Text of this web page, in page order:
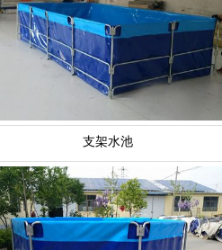
支架水池